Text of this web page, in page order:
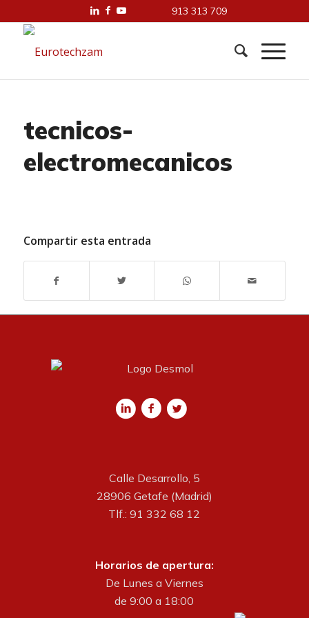
913 313 709
tecnicos-
electromecanicos
Compartir esta entrada
Calle Desarrollo, 5
28906 Getafe (Madrid)
Tlf.: 91 332 68 12
Horarios de apertura:
De Lunes a Viernes
de 9:00 a 18:00